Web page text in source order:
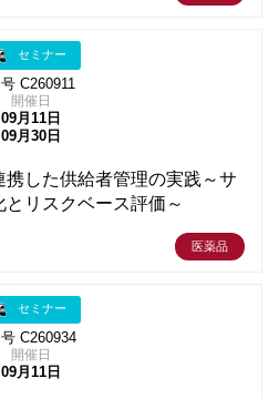
セミナー
C260911
開催日
09月11日
09月30日
した供給者管理の実践～サ
リスクベース評価～
医薬品
セミナー
C260934
開催日
09月11日